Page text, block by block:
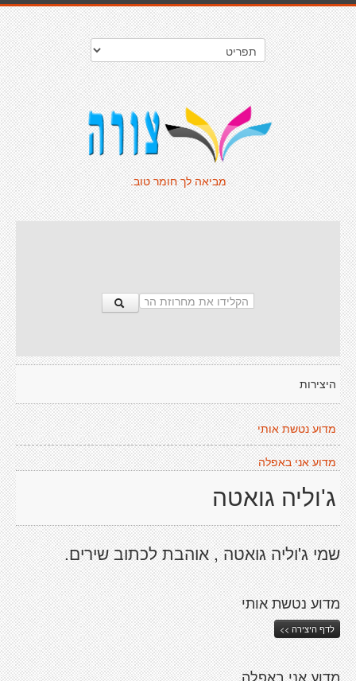
מביאה לך חומר טוב.
היצירות
מדוע נטשת אותי
מדוע אני באפלה
ג'וליה גואטה
שמי ג'וליה גואטה , אוהבת לכתוב שירים.
מדוע נטשת אותי
לדף היצירה >>
מדוע אני באפלה